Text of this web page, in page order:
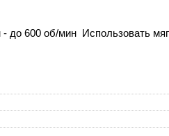
до 600 об/мин Использовать